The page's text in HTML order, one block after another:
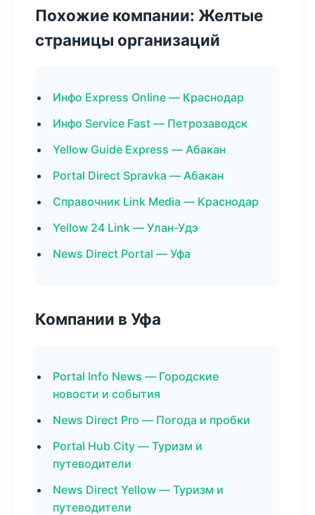
Похожие компании: Желтые
страницы организаций
Инфо Express Online — Краснодар
Инфо Service Fast — Петрозаводск
Yellow Guide Express — Абакан
Portal Direct Spravka — Абакан
Справочник Link Media — Краснодар
Yellow 24 Link — Улан-Удэ
News Direct Portal — Уфа
Компании в Уфа
Portal Info News — Городские
новости и события
News Direct Pro — Погода и пробки
Portal Hub City — Туризм и
путеводители
News Direct Yellow — Туризм и
путеводители